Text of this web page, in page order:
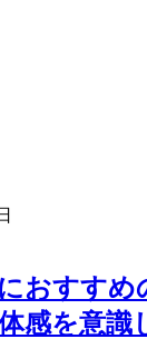
におすす
感を意識